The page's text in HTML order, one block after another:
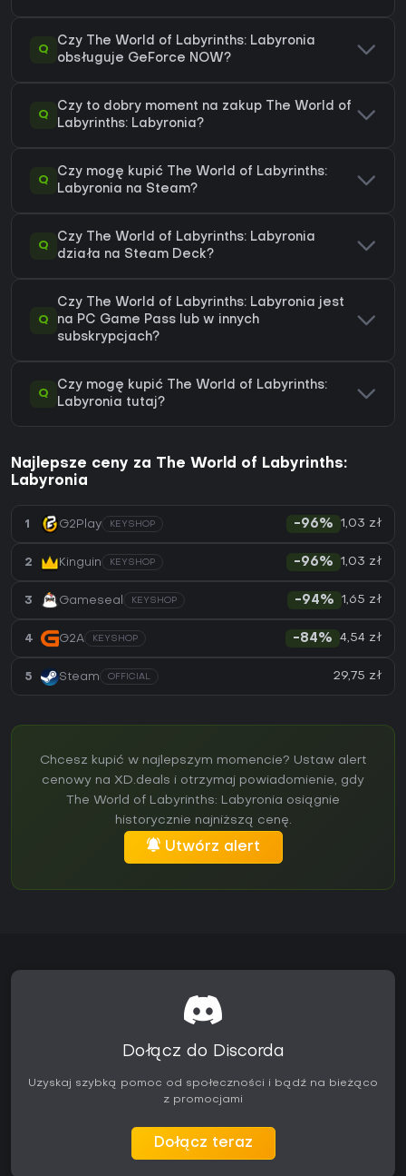
Q
Czy The World of Labyrinths: Labyronia
obsługuje GeForce NOW?
Q
Czy to dobry moment na zakup The World of
Labyrinths: Labyronia?
Q
Czy mogę kupić The World of Labyrinths:
Labyronia na Steam?
Q
Czy The World of Labyrinths: Labyronia
działa na Steam Deck?
Q
Czy The World of Labyrinths: Labyronia jest
na PC Game Pass lub w innych
subskrypcjach?
Q
Czy mogę kupić The World of Labyrinths:
Labyronia tutaj?
Najlepsze ceny za The World of Labyrinths:
Labyronia
1 G2Play KEYSHOP -96% 1,03 zł
2 Kinguin KEYSHOP -96% 1,03 zł
3 Gameseal KEYSHOP -94% 1,65 zł
4 G2A KEYSHOP -84% 4,54 zł
5 Steam OFFICIAL 29,75 zł
Chcesz kupić w najlepszym momencie? Ustaw alert
cenowy na XD.deals i otrzymaj powiadomienie, gdy
The World of Labyrinths: Labyronia osiągnie
historycznie najniższą cenę.
Utwórz alert
Dołącz do Discorda
Uzyskaj szybką pomoc od społeczności i bądź na bieżąco
z promocjami
Dołącz teraz